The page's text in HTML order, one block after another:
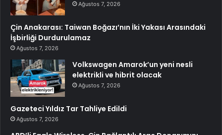
Ağustos 7, 2026
Çin Anakarası: Taiwan Boğazı’nın İki Yakası Arasındaki
İşbirliği Durdurulamaz
Ağustos 7, 2026
Volkswagen Amarok’un yeni nesli
elektrikli ve hibrit olacak
Ağustos 7, 2026
Gazeteci Yıldız Tar Tahliye Edildi
Ağustos 7, 2026